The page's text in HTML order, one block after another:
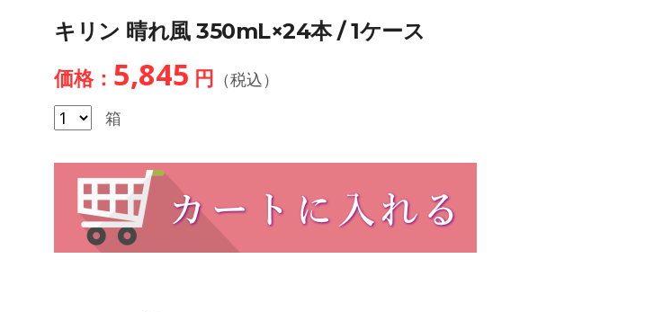
キリン 晴れ風 350mL×24本 / 1ケース
価格： 5,845 円 （税込）
箱